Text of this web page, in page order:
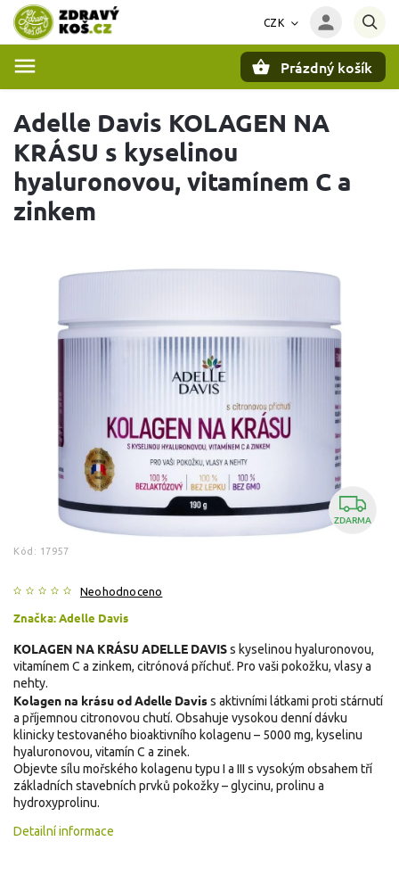
CZK
Prázdný košík
Adelle Davis KOLAGEN NA
KRÁSU s kyselinou
hyaluronovou, vitamínem C a
zinkem
ZDARMA
Kód: 17957
Neohodnoceno
Značka:Adelle Davis
KOLAGEN NA KRÁSU ADELLE DAVISs kyselinou hyaluronovou,
vitamínem C a zinkem, citrónová příchuť. Pro vaši pokožku, vlasy a
nehty.
Kolagen na krásu od Adelle Daviss aktivními látkami proti stárnutí
a příjemnou citronovou chutí. Obsahuje vysokou denní dávku
klinicky testovaného bioaktivního kolagenu – 5000 mg, kyselinu
hyaluronovou, vitamín C a zinek.
Objevte sílu mořského kolagenu typu I a III s vysokým obsahem tří
základních stavebních prvků pokožky – glycinu, prolinu a
hydroxyprolinu.
Detailní informace